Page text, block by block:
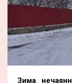
Зима